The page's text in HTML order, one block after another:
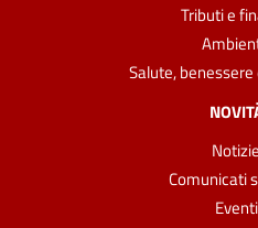
Tributi e
Salute,
Notizie
Comunicati
Eventi